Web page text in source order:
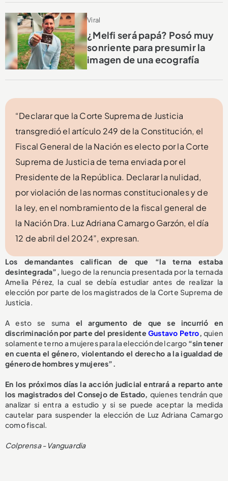
Viral
¿Melfi será papá? Posó muy
sonriente para presumir la
imagen de una ecografía
“Declarar que la Corte Suprema de Justicia
transgredió el artículo 249 de la Constitución, el
Fiscal General de la Nación es electo por la Corte
Suprema de Justicia de terna enviada por el
Presidente de la República. Declarar la nulidad,
por violación de las normas constitucionales y de
la ley, en el nombramiento de la fiscal general de
la Nación Dra. Luz Adriana Camargo Garzón, el día
12 de abril del 2024”, expresan.
Los demandantes califican de que “la terna estaba
desintegrada”, luego de la renuncia presentada por la ternada
Amelia Pérez, la cual se debía estudiar antes de realizar la
elección por parte de los magistrados de la Corte Suprema de
Justicia.
A esto se suma el argumento de que se incurrió en
discriminación por parte del presidente Gustavo Petro,quien
solamente terno a mujeres para la elección del cargo “sin tener
en cuenta el género, violentando el derecho a la igualdad de
género de hombres y mujeres”.
En los próximos días la acción judicial entrará a reparto ante
los magistrados del Consejo de Estado, quienes tendrán que
analizar si entra a estudio y si se puede aceptar la medida
cautelar para suspender la elección de Luz Adriana Camargo
como fiscal.
Colprensa - Vanguardia